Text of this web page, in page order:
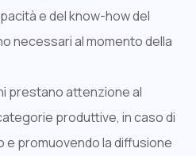
e del know-how del
necessari al momento della
prestano attenzione al
produttive, in caso di
promuovendo la diffusione